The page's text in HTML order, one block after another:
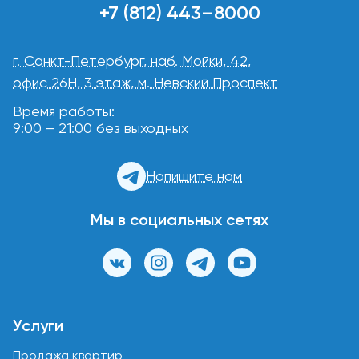
+7 (812) 443–8000
г. Санкт-Петербург, наб. Мойки, 42,
офис 26Н, 3 этаж, м. Невский Проспект
Время работы:
9:00 – 21:00 без выходных
Напишите нам
Мы в социальных сетях
Услуги
Продажа квартир